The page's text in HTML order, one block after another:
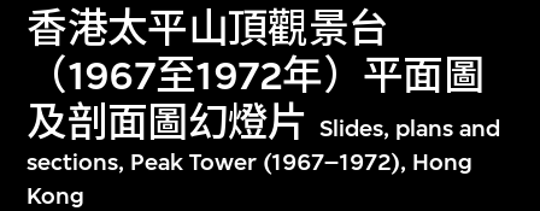
香港太平山頂觀景台
（1967至1972年）平面圖
及剖面圖幻燈片 Slides, plans and
sections, Peak Tower (1967–1972), Hong
Kong